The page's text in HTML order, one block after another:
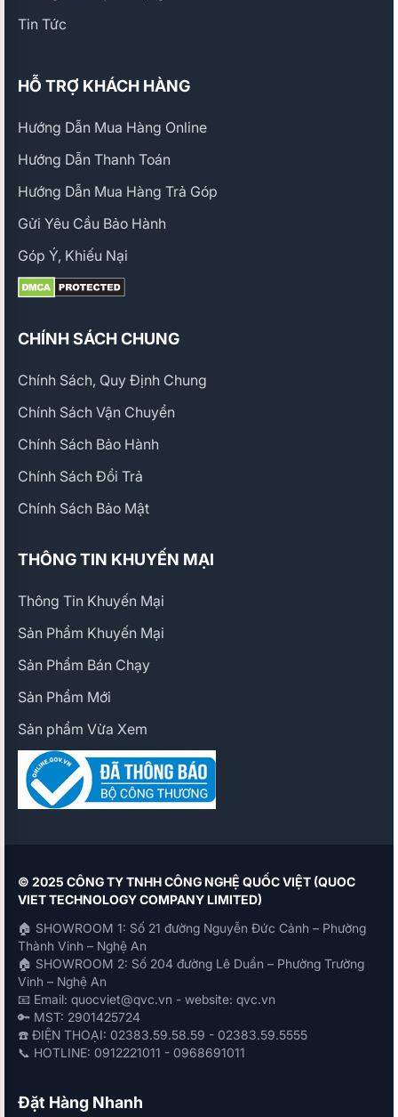
Tin Tức
HỖ TRỢ KHÁCH HÀNG
Hướng Dẫn Mua Hàng Online
Hướng Dẫn Thanh Toán
Hướng Dẫn Mua Hàng Trả Góp
Gửi Yêu Cầu Bảo Hành
Góp Ý, Khiếu Nại
CHÍNH SÁCH CHUNG
Chính Sách, Quy Định Chung
Chính Sách Vận Chuyển
Chính Sách Bảo Hành
Chính Sách Đổi Trả
Chính Sách Bảo Mật
THÔNG TIN KHUYẾN MẠI
Thông Tin Khuyến Mại
Sản Phẩm Khuyến Mại
Sản Phẩm Bán Chạy
Sản Phẩm Mới
Sản phẩm Vừa Xem
© 2025 CÔNG TY TNHH CÔNG NGHỆ QUỐC VIỆT (QUOC
VIET TECHNOLOGY COMPANY LIMITED)
🏠 SHOWROOM 1: Số 21 đường Nguyễn Đức Cảnh – Phường
Thành Vinh – Nghệ An
🏠 SHOWROOM 2: Số 204 đường Lê Duẩn – Phường Trường
Vinh – Nghệ An
📧 Email: quocviet@qvc.vn - website: qvc.vn
🔑 MST: 2901425724
☎️ ĐIỆN THOẠI: 02383.59.58.59 - 02383.59.5555
📞 HOTLINE: 0912221011 - 0968691011
Đặt Hàng Nhanh